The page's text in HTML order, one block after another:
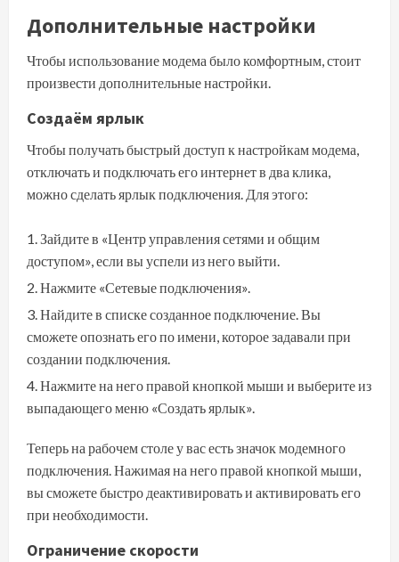
Дополнительные настройки
Чтобы использование модема было комфортным, стоит
произвести дополнительные настройки.
Создаём ярлык
Чтобы получать быстрый доступ к настройкам модема,
отключать и подключать его интернет в два клика,
можно сделать ярлык подключения. Для этого:
Зайдите в «Центр управления сетями и общим
доступом», если вы успели из него выйти.
Нажмите «Сетевые подключения».
Найдите в списке созданное подключение. Вы
сможете опознать его по имени, которое задавали при
создании подключения.
Нажмите на него правой кнопкой мыши и выберите из
выпадающего меню «Создать ярлык».
Теперь на рабочем столе у вас есть значок модемного
подключения. Нажимая на него правой кнопкой мыши,
вы сможете быстро деактивировать и активировать его
при необходимости.
Ограничение скорости